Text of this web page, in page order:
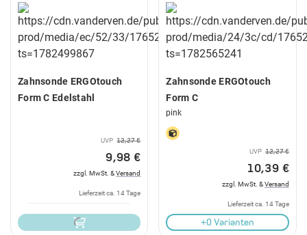
Zahnsonde ERGOtouch
Form C Edelstahl
UVP 12,27 €
9,98 €
zzgl. MwSt. &Versand
Lieferzeit ca. 14 Tage
Zahnsonde ERGOtouch
Form C
pink
UVP 12,27 €
10,39 €
zzgl. MwSt. &Versand
Lieferzeit ca. 14 Tage
+0 Varianten